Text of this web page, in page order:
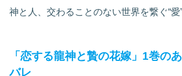
神と人、交わることのない世界を繋ぐ“
「恋する龍神と贄の花嫁」1巻の
バレ